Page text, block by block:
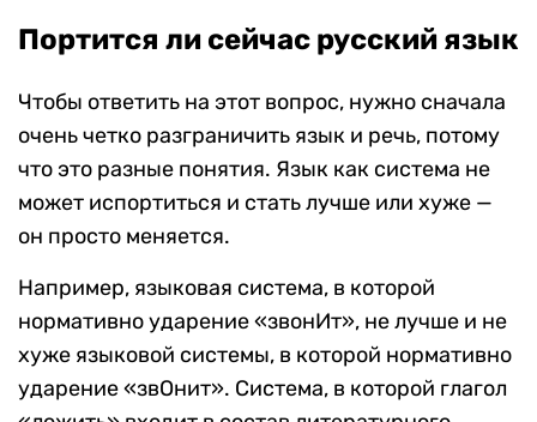
Портится ли сейчас русский язык
Чтобы ответить на этот вопрос, нужно сначала
очень четко разграничить язык и речь, потому
что это разные понятия. Язык как система не
может испортиться и стать лучше или хуже —
он просто меняется.
Например, языковая система, в которой
нормативно ударение «звонИт», не лучше и не
хуже языковой системы, в которой нормативно
ударение «звОнит». Система, в которой глагол